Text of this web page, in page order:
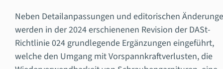
Neben Detailanpassungen und editorischen
werden in der 2024 erschienenen Revision der DASt-
Richtlinie 024 grundlegende Ergänzungen eingeführt,
welche den Umgang mit Vorspannkraftverlusten, die